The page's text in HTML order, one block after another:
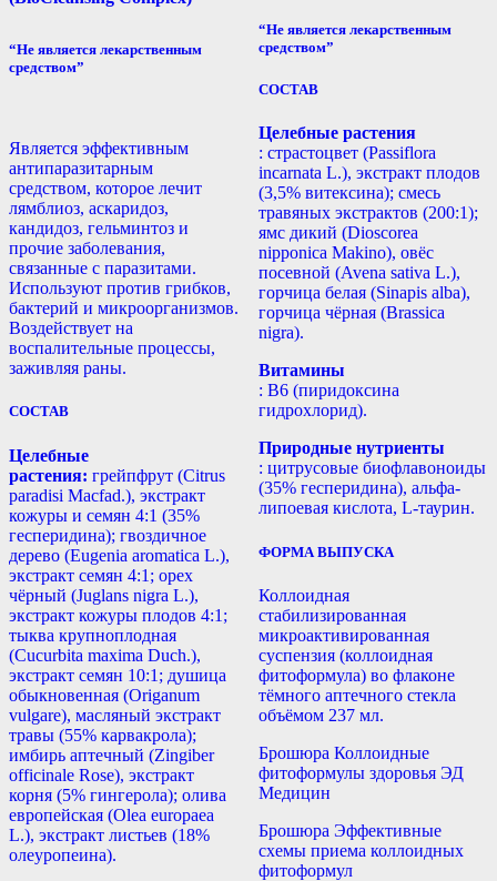
“Не является лекарственным
средством”
Является эффективным
антипаразитарным
средством, которое лечит
лямблиоз, аскаридоз,
кандидоз, гельминтоз и
прочие заболевания,
связанные с паразитами.
Используют против грибков,
бактерий и микроорганизмов.
Воздействует на
воспалительные процессы,
заживляя раны.
СОСТАВ
Целебные
растения: грейпфрут (Citrus
paradisi Macfad.), экстракт
кожуры и семян 4:1 (35%
гесперидина); гвоздичное
дерево (Eugenia aromatica L.),
экстракт семян 4:1; орех
чёрный (Juglans nigra L.),
экстракт кожуры плодов 4:1;
тыква крупноплодная
(Cucurbita maxima Duch.),
экстракт семян 10:1; душица
обыкновенная (Origanum
vulgare), масляный экстракт
травы (55% карвакрола);
имбирь аптечный (Zingiber
officinale Rose), экстракт
корня (5% гингерола); олива
европейская (Olea europaea
L.), экстракт листьев (18%
олеуропеина).
“Не является лекарственным
средством”
СОСТАВ
Целебные растения
: страстоцвет (Passiflora
incarnata L.), экстракт плодов
(3,5% витексина); смесь
травяных экстрактов (200:1);
ямс дикий (Dioscorea
nipponica Makino), овёс
посевной (Avena sativa L.),
горчица белая (Sinapis alba),
горчица чёрная (Brassica
nigra).
Витамины
: B6 (пиридоксина
гидрохлорид).
Природные нутриенты
: цитрусовые биофлавоноиды
(35% гесперидина), альфа-
липоевая кислота, L-таурин.
ФОРМА ВЫПУСКА
Коллоидная
стабилизированная
микроактивированная
суспензия (коллоидная
фитоформула) во флаконе
тёмного аптечного стекла
объёмом 237 мл.
Брошюра Коллоидные
фитоформулы здоровья ЭД
Медицин
Брошюра Эффективные
схемы приема коллоидных
фитоформул